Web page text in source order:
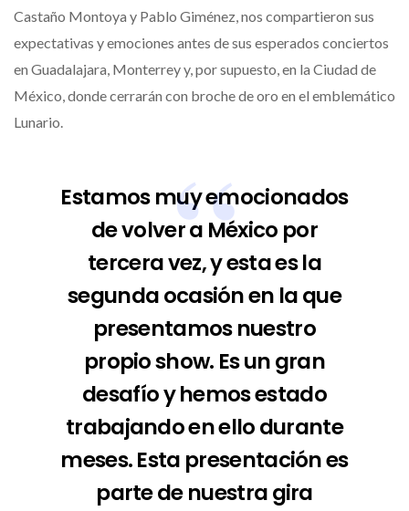
Castaño Montoya y Pablo Giménez, nos compartieron sus
expectativas y emociones antes de sus esperados conciertos
en Guadalajara, Monterrey y, por supuesto, en la Ciudad de
México, donde cerrarán con broche de oro en el emblemático
Lunario.
Estamos muy emocionados
de volver a México por
tercera vez, y esta es la
segunda ocasión en la que
presentamos nuestro
propio show. Es un gran
desafío y hemos estado
trabajando en ello durante
meses. Esta presentación es
parte de nuestra gira